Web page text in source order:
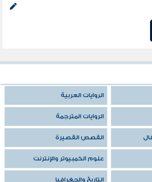
الروايات العربية
الروايات المترجمة
القصص القصيرة
علوم الكمبيوتر والإنترنت
التاريخ والجغرافيا